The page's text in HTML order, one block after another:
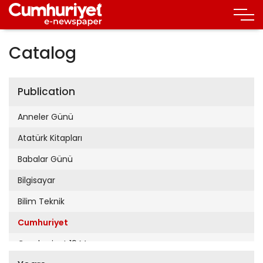
Catalog
Publication
Anneler Günü
Atatürk Kitapları
Babalar Günü
Bilgisayar
Bilim Teknik
Cumhuriyet
Cumhuriyet 19 Mayıs